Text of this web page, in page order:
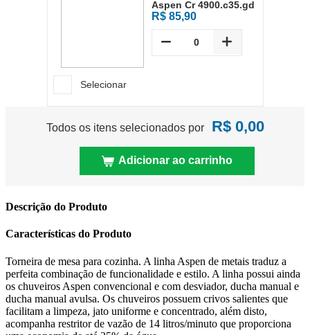
Aspen Cr 4900.c35.gd
R$ 85,90
Selecionar
Todos os itens selecionados por R$ 0,00
Adicionar ao carrinho
Descrição do Produto
Características do Produto
Torneira de mesa para cozinha. A linha Aspen de metais traduz a
perfeita combinação de funcionalidade e estilo. A linha possui ainda
os chuveiros Aspen convencional e com desviador, ducha manual e
ducha manual avulsa. Os chuveiros possuem crivos salientes que
facilitam a limpeza, jato uniforme e concentrado, além disto,
acompanha restritor de vazão de 14 litros/minuto que proporciona